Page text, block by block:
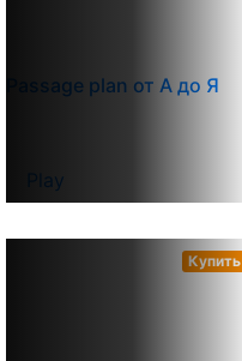
Passage plan от А до Я
Play
Купить